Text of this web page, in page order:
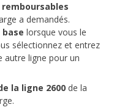
a demandés.
lorsque vous le
sélectionnez et entrez
autre ligne pour un
la ligne 2600 de la